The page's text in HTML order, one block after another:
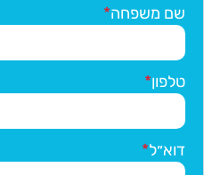
שם משפחה
טלפון
דוא״ל